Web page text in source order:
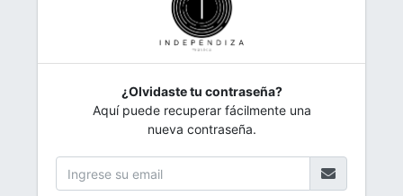
¿Olvidaste tu contraseña?
Aquí puede recuperar fácilmente una
nueva contraseña.